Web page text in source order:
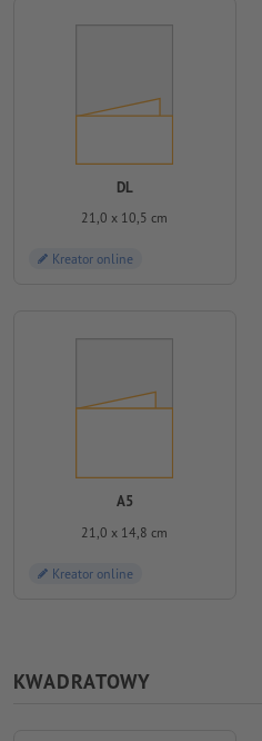
DL
21,0 x 10,5 cm
Kreator online
A5
21,0 x 14,8 cm
Kreator online
KWADRATOWY